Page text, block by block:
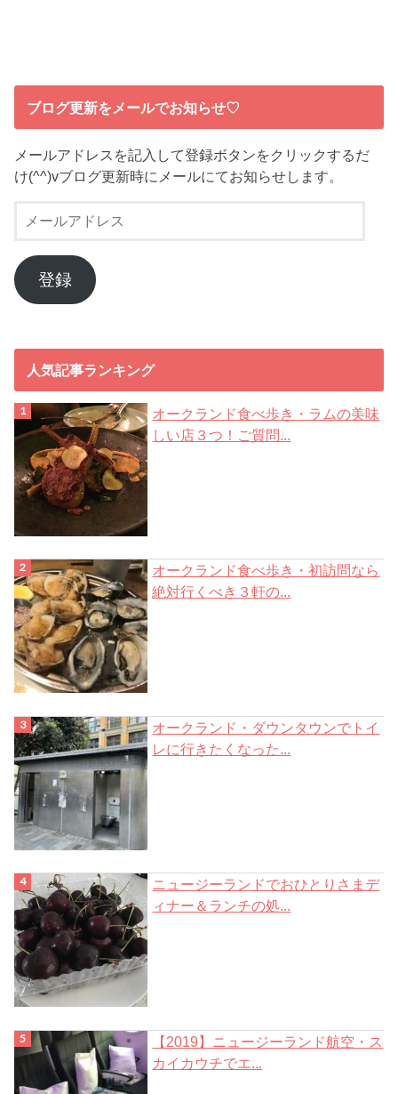
ブログ更新をメールでお知らせ♡
メールアドレスを記入して登録ボタンをクリックするだ
け(^^)vブログ更新時にメールにてお知らせします。
ー
ル
ア
ド
登録
人気記事ランキング
オークランド食べ歩き・ラムの美味
しい店３つ！ご質問...
オークランド食べ歩き・初訪問なら
絶対行くべき３軒の...
オークランド・ダウンタウンでトイ
レに行きたくなった...
ニュージーランドでおひとりさまデ
ィナー＆ランチの処...
【2019】ニュージーランド航空・ス
カイカウチでエ...